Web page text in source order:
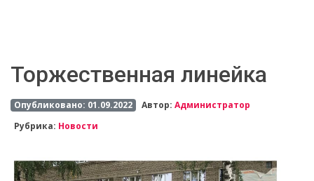
Торжественная линейка
Опубликовано: 01.09.2022 Автор:Администратор
Рубрика: Новости